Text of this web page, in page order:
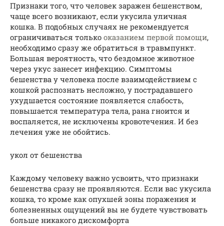
Признаки того, что человек заражен бешенством,
чаще всего возникают, если укусила уличная
кошка. В подобных случаях не рекомендуется
ограничиваться только оказанием первой помощи,
необходимо сразу же обратиться в травмпункт.
Большая вероятность, что бездомное животное
через укус занесет инфекцию. Симптомы
бешенства у человека после взаимодействием с
кошкой распознать несложно, у пострадавшего
ухудшается состояние появляется слабость,
повышается температура тела, рана гноится и
воспаляется, не исключены кровотечения. И без
лечения уже не обойтись.
укол от бешенства
Каждому человеку важно усвоить, что признаки
бешенства сразу не проявляются. Если вас укусила
кошка, то кроме как опухшей зоны поражения и
болезненных ощущений вы не будете чувствовать
больше никакого дискомфорта